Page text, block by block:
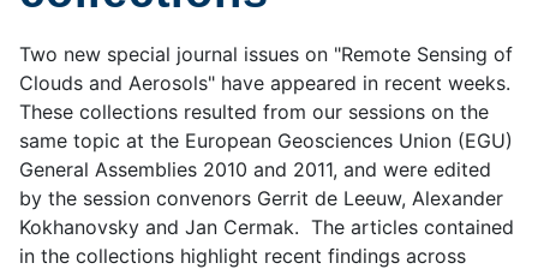
Two new special journal issues on "Remote Sensing of
Clouds and Aerosols" have appeared in recent weeks.
These collections resulted from our sessions on the
same topic at the European Geosciences Union (EGU)
General Assemblies 2010 and 2011, and were edited
by the session convenors Gerrit de Leeuw, Alexander
Kokhanovsky and Jan Cermak. The articles contained
in the collections highlight recent findings across